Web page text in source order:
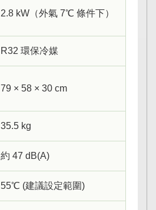
2.8 kW（外氣 7℃ 條件下）
R32 環保冷媒
79 × 58 × 30 cm
35.5 kg
約 47 dB(A)
55℃ (建議設定範圍)